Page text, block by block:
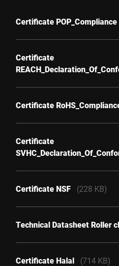
Certificate POP_Compliance
Certificate
Certificate
Certificate
Certificate NSF (228 KB)
Technical Datasheet Roller
Certificate Halal (714 KB)